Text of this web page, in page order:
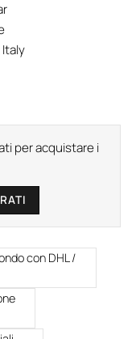
per acquistare i
con DHL /